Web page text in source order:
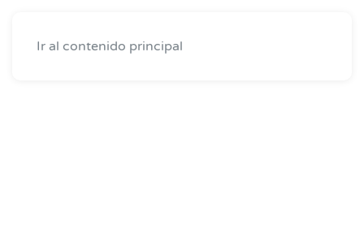
Ir al contenido principal